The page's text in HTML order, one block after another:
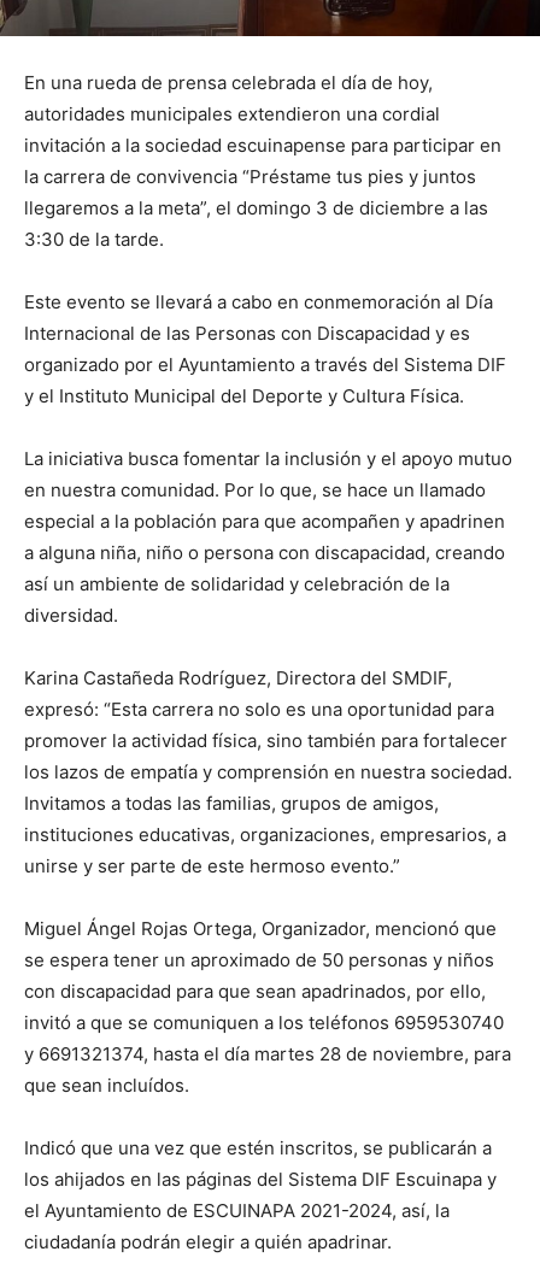
En una rueda de prensa celebrada el día de hoy,
autoridades municipales extendieron una cordial
invitación a la sociedad escuinapense para participar en
la carrera de convivencia “Préstame tus pies y juntos
llegaremos a la meta”, el domingo 3 de diciembre a las
3:30 de la tarde.
Este evento se llevará a cabo en conmemoración al Día
Internacional de las Personas con Discapacidad y es
organizado por el Ayuntamiento a través del Sistema DIF
y el Instituto Municipal del Deporte y Cultura Física.
La iniciativa busca fomentar la inclusión y el apoyo mutuo
en nuestra comunidad. Por lo que, se hace un llamado
especial a la población para que acompañen y apadrinen
a alguna niña, niño o persona con discapacidad, creando
así un ambiente de solidaridad y celebración de la
diversidad.
Karina Castañeda Rodríguez, Directora del SMDIF,
expresó: “Esta carrera no solo es una oportunidad para
promover la actividad física, sino también para fortalecer
los lazos de empatía y comprensión en nuestra sociedad.
Invitamos a todas las familias, grupos de amigos,
instituciones educativas, organizaciones, empresarios, a
unirse y ser parte de este hermoso evento.”
Miguel Ángel Rojas Ortega, Organizador, mencionó que
se espera tener un aproximado de 50 personas y niños
con discapacidad para que sean apadrinados, por ello,
invitó a que se comuniquen a los teléfonos 6959530740
y 6691321374, hasta el día martes 28 de noviembre, para
que sean incluídos.
Indicó que una vez que estén inscritos, se publicarán a
los ahijados en las páginas del Sistema DIF Escuinapa y
el Ayuntamiento de ESCUINAPA 2021-2024, así, la
ciudadanía podrán elegir a quién apadrinar.